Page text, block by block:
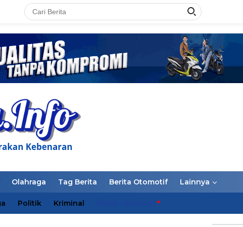
Olahraga Tag Berita Berita Otomotif Lainnya
Politik Kriminal